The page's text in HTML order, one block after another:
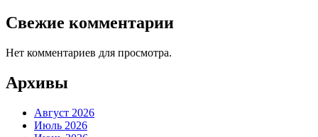
Свежие комментарии
Нет комментариев для просмотра.
Архивы
Август 2026
Июль 2026